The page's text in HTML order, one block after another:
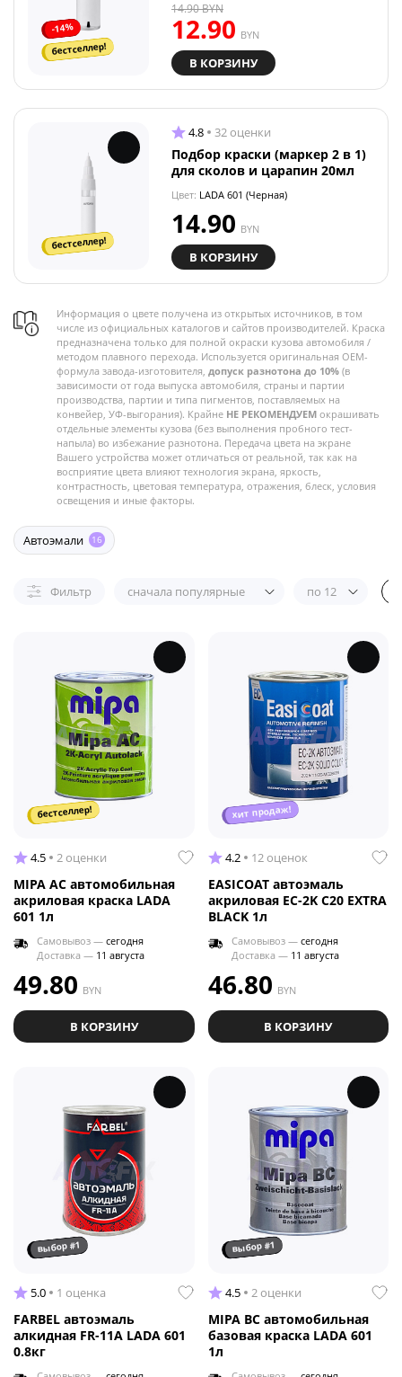
-14%
бестселлер!
12.90 BYN
14.90BYN
В КОРЗИНУ
бестселлер!
4.8 32 оценки
Подбор краски (маркер 2 в 1)
для сколов и царапин 20мл
Цвет: LADA 601 (Черная)
14.90 BYN
В КОРЗИНУ
Информация о цвете получена из открытых источников, в том
числе из официальных каталогов и сайтов производителей. Краска
предназначена только для полной окраски кузова автомобиля /
методом плавного перехода. Используется оригинальная OEM-
формула завода-изготовителя, допуск разнотона до 10% (в
зависимости от года выпуска автомобиля, страны и партии
производства, партии и типа пигментов, поставляемых на
конвейер, УФ-выгорания). Крайне НЕ РЕКОМЕНДУЕМ окрашивать
отдельные элементы кузова (без выполнения пробного тест-
напыла) во избежание разнотона. Передача цвета на экране
Вашего устройства может отличаться от реальной, так как на
восприятие цвета влияют технология экрана, яркость,
контрастность, цветовая температура, отражения, блеск, условия
освещения и иные факторы.
Автоэмали 16
Фильтр сначала популярные по 12
бестселлер!
4.5 2 оценки
MIPA AC автомобильная
акриловая краска LADA
601 1л
Самовывоз — сегодня
Доставка — 11 августа
49.80 BYN
В КОРЗИНУ
хит продаж!
4.2 12 оценок
EASICOAT автоэмаль
акриловая EC-2K C20 EXTRA
BLACK 1л
Самовывоз — сегодня
Доставка — 11 августа
46.80 BYN
В КОРЗИНУ
выбор #1
5.0 1 оценка
FARBEL автоэмаль
алкидная FR-11A LADA 601
0.8кг
выбор #1
4.5 2 оценки
MIPA BC автомобильная
базовая краска LADA 601
1л